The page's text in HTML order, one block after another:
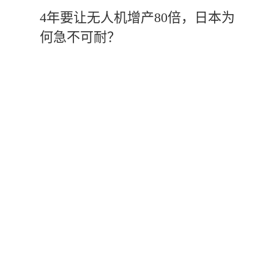
4年要让无人机增产80倍，日本为
何急不可耐？